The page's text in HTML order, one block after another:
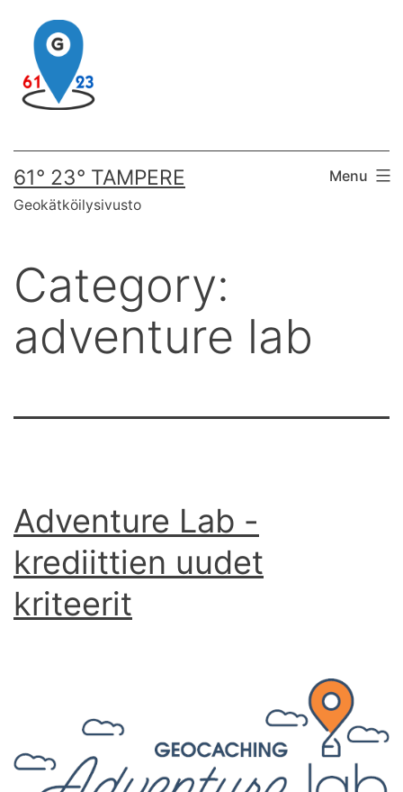
content
61° 23° TAMPERE
Geokätköilysivusto
Menu
Category:
adventure lab
Adventure Lab -
krediittien uudet
kriteerit